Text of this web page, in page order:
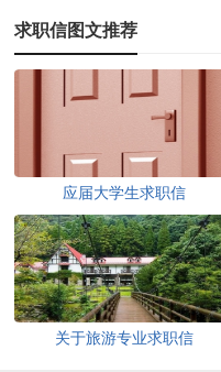
求职信图文推荐
应届大学生求职信
关于旅游专业求职信